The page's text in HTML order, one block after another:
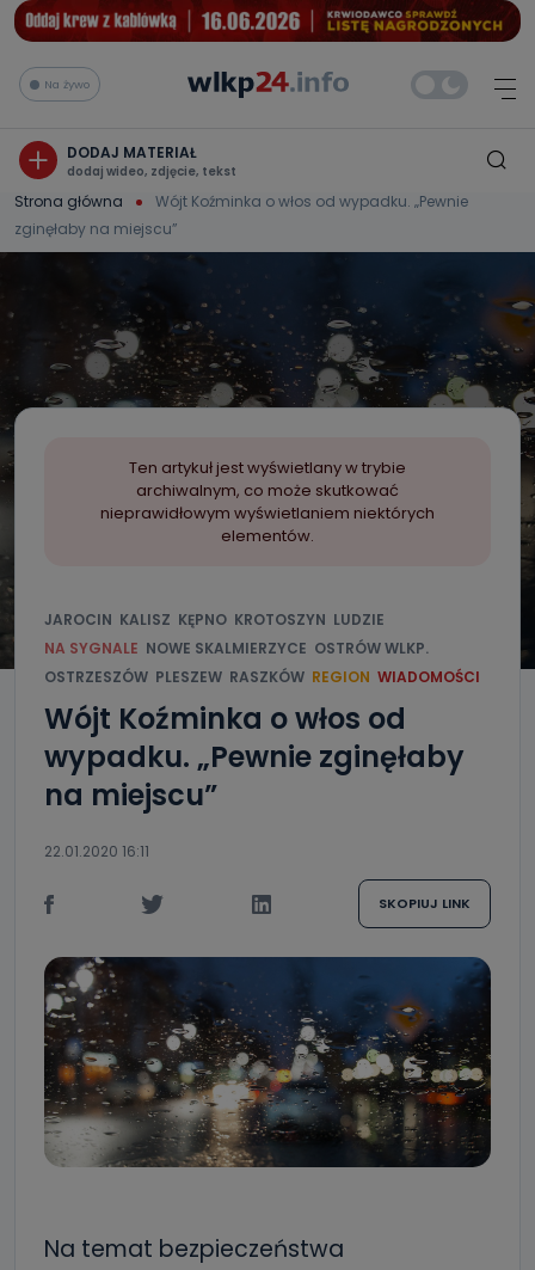
Na żywo
DODAJ MATERIAŁ
dodaj wideo, zdjęcie, tekst
Strona główna
Wójt Koźminka o włos od wypadku. „Pewnie
zginęłaby na miejscu”
Ten artykuł jest wyświetlany w trybie
archiwalnym, co może skutkować
nieprawidłowym wyświetlaniem niektórych
elementów.
JAROCIN KALISZ KĘPNO KROTOSZYN LUDZIE
NA SYGNALE NOWE SKALMIERZYCE OSTRÓW WLKP.
OSTRZESZÓW PLESZEW RASZKÓW REGION WIADOMOŚCI
Wójt Koźminka o włos od
wypadku. „Pewnie zginęłaby
na miejscu”
22.01.2020 16:11
SKOPIUJ LINK
Na temat bezpieczeństwa